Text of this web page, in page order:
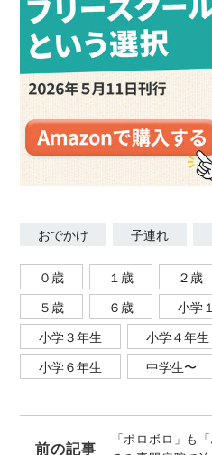
おでかけ 子連れ
０歳 １歳 ２歳
５歳
６歳 小学
小学３年生
小学４年生
小学６年生
中学生〜
前の記事
「ボロボロ」も